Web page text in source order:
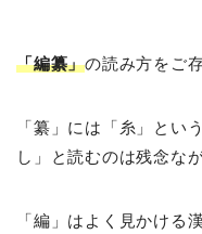
「編纂」の読み方をご
「纂」には「糸」とい
し」と読むのは残念な
「編」はよく見かける